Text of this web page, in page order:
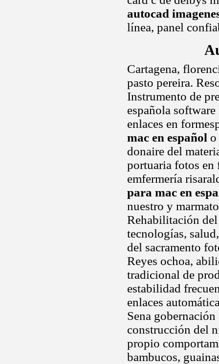
autocad
línea, panel
Cartagena,
pasto pereira.
Instrumento de
española
enlaces en
mac en español
donaire del
portuaria fotos en
emfermería
para mac en
nuestro y
Rehabilitación
tecnologías,
del sacramento
Reyes ochoa,
tradicional de
estabilidad
enlaces
Sena gobernación
construcción del
propio
bambucos,